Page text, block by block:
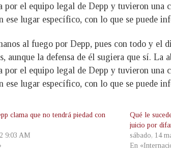
el equipo legal de Depp y tuvieron una
lugar específico, con lo que se puede
al fuego por Depp, pues con todo y el
aunque la defensa de él sugiera que sí. La
el equipo legal de Depp y tuvieron una
lugar específico, con lo que se puede
clama que no tendrá piedad con
9:03 AM
Qué le
juicio por
sábado, 14
En